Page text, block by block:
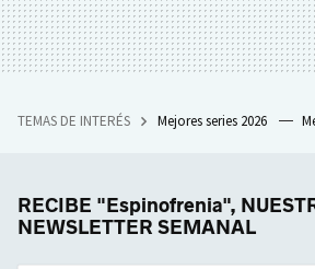
TEMAS DE INTERÉS Mejores series 2026
RECIBE "Espinofrenia",
NEWSLETTER SEMANAL